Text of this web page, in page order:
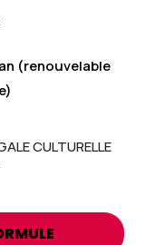
(renouvelable
CULTURELLE